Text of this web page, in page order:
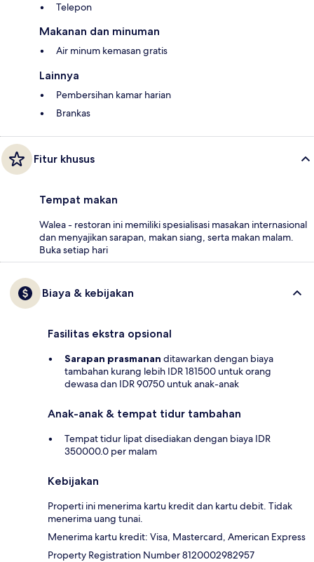
Telepon
Makanan dan minuman
Air minum kemasan gratis
Lainnya
Pembersihan kamar harian
Brankas
Fitur khusus
Tempat makan
Walea - restoran ini memiliki spesialisasi masakan internasional
dan menyajikan sarapan, makan siang, serta makan malam.
Buka setiap hari
Biaya & kebijakan
Fasilitas ekstra opsional
Sarapan prasmanan ditawarkan dengan biaya
tambahan kurang lebih IDR 181500 untuk orang
dewasa dan IDR 90750 untuk anak-anak
Anak-anak & tempat tidur tambahan
Tempat tidur lipat disediakan dengan biaya IDR
350000.0 per malam
Kebijakan
Properti ini menerima kartu kredit dan kartu debit. Tidak
menerima uang tunai.
Menerima kartu kredit: Visa, Mastercard, American Express
Property Registration Number 8120002982957